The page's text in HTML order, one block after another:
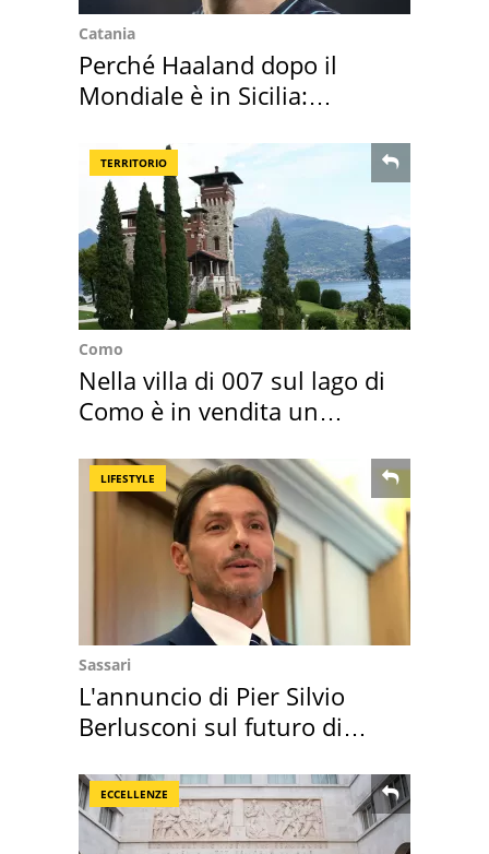
Catania
Perché Haaland dopo il
Mondiale è in Sicilia:
TERRITORIO
Como
Nella villa di 007 sul lago di
Como è in vendita un
LIFESTYLE
Sassari
L'annuncio di Pier Silvio
Berlusconi sul futuro di
ECCELLENZE